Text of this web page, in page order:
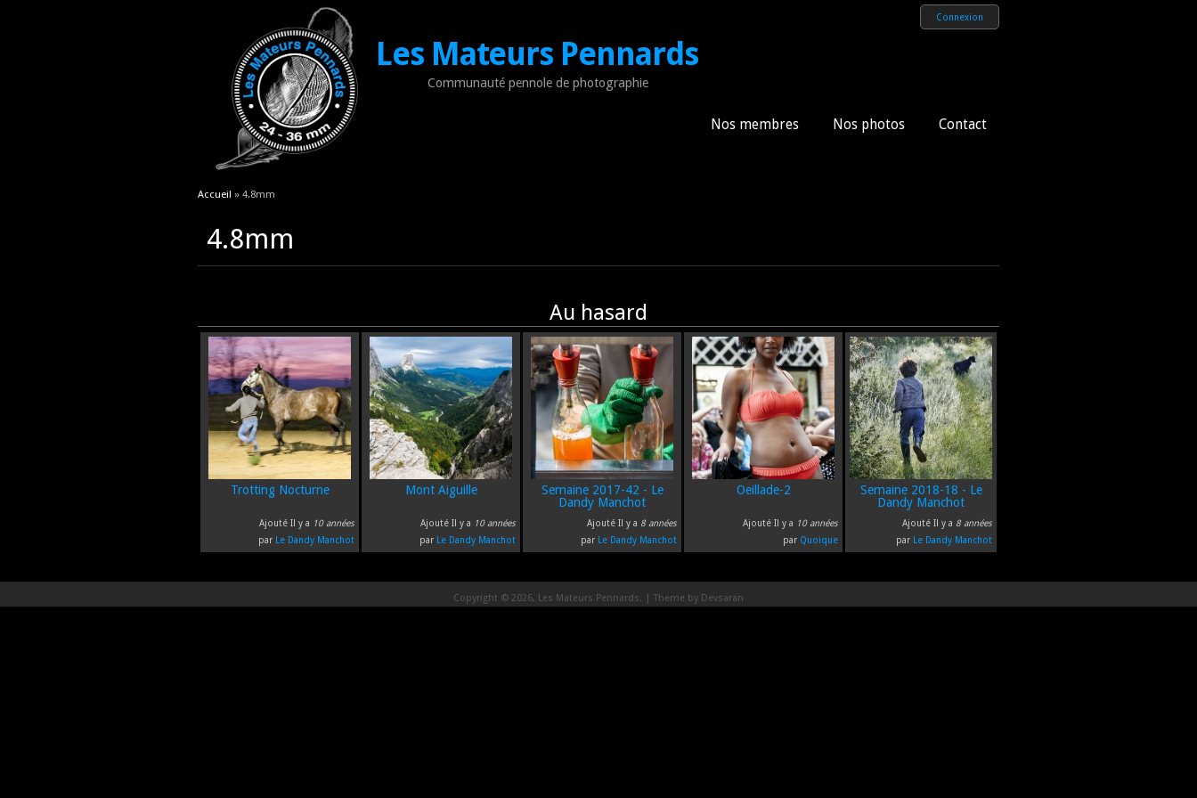
Les Mateurs Pennards
Communauté pennole de photographie
Connexion
Nos membres Nos photos Contact
Vous êtes ici
Accueil » 4.8mm
4.8mm
Au hasard
Trotting Nocturne
Ajouté Il y a 10 années
par Le Dandy Manchot
Mont Aiguille
Ajouté Il y a 10 années
par Le Dandy Manchot
Semaine 2017-42 - Le
Dandy Manchot
Ajouté Il y a 8 années
par Le Dandy Manchot
Oeillade-2
Ajouté Il y a 10 années
par Quoique
Semaine 2018-18 - Le
Dandy Manchot
Ajouté Il y a 8 années
par Le Dandy Manchot
Copyright © 2026, Les Mateurs Pennards. | Theme by Devsaran